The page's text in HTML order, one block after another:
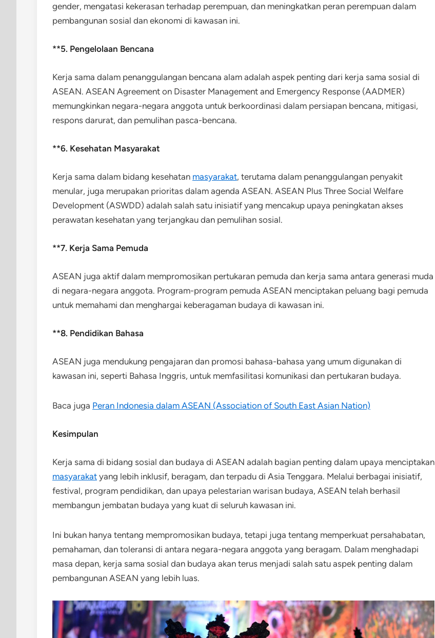
gender, mengatasi kekerasan terhadap perempuan, dan meningkatkan peran perempuan dalam
pembangunan sosial dan ekonomi di kawasan ini.
**5. Pengelolaan Bencana
Kerja sama dalam penanggulangan bencana alam adalah aspek penting dari kerja sama sosial di
ASEAN. ASEAN Agreement on Disaster Management and Emergency Response (AADMER)
memungkinkan negara-negara anggota untuk berkoordinasi dalam persiapan bencana, mitigasi,
respons darurat, dan pemulihan pasca-bencana.
**6. Kesehatan Masyarakat
Kerja sama dalam bidang kesehatan masyarakat, terutama dalam penanggulangan penyakit
menular, juga merupakan prioritas dalam agenda ASEAN. ASEAN Plus Three Social Welfare
Development (ASWDD) adalah salah satu inisiatif yang mencakup upaya peningkatan akses
perawatan kesehatan yang terjangkau dan pemulihan sosial.
**7. Kerja Sama Pemuda
ASEAN juga aktif dalam mempromosikan pertukaran pemuda dan kerja sama antara generasi muda
di negara-negara anggota. Program-program pemuda ASEAN menciptakan peluang bagi pemuda
untuk memahami dan menghargai keberagaman budaya di kawasan ini.
**8. Pendidikan Bahasa
ASEAN juga mendukung pengajaran dan promosi bahasa-bahasa yang umum digunakan di
kawasan ini, seperti Bahasa Inggris, untuk memfasilitasi komunikasi dan pertukaran budaya.
Baca juga Peran Indonesia dalam ASEAN (Association of South East Asian Nation)
Kesimpulan
Kerja sama di bidang sosial dan budaya di ASEAN adalah bagian penting dalam upaya menciptakan
masyarakat yang lebih inklusif, beragam, dan terpadu di Asia Tenggara. Melalui berbagai inisiatif,
festival, program pendidikan, dan upaya pelestarian warisan budaya, ASEAN telah berhasil
membangun jembatan budaya yang kuat di seluruh kawasan ini.
Ini bukan hanya tentang mempromosikan budaya, tetapi juga tentang memperkuat persahabatan,
pemahaman, dan toleransi di antara negara-negara anggota yang beragam. Dalam menghadapi
masa depan, kerja sama sosial dan budaya akan terus menjadi salah satu aspek penting dalam
pembangunan ASEAN yang lebih luas.